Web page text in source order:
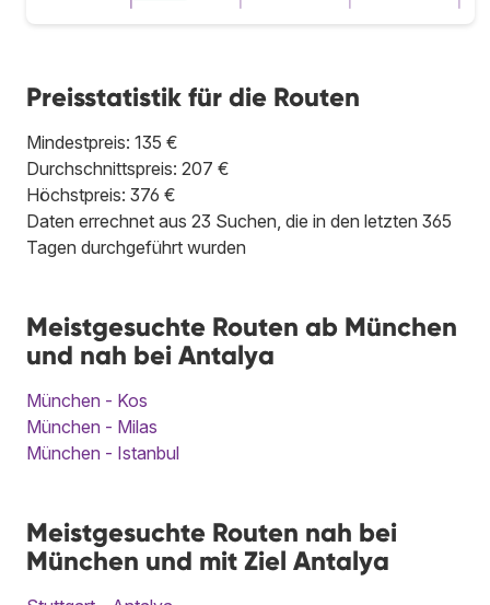
Preisstatistik für die Routen
Mindestpreis: 135 €
Durchschnittspreis: 207 €
Höchstpreis: 376 €
Daten errechnet aus 23 Suchen, die in den letzten 365
Tagen durchgeführt wurden
Meistgesuchte Routen ab München
und nah bei Antalya
München - Kos
München - Milas
München - Istanbul
Meistgesuchte Routen nah bei
München und mit Ziel Antalya